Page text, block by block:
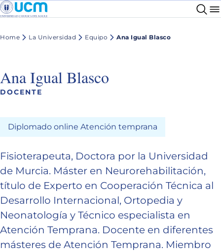
Home La Universidad Equipo Ana Igual Blasco
Ana Igual Blasco
DOCENTE
Diplomado online Atención temprana
Fisioterapeuta, Doctora por la Universidad
de Murcia. Máster en Neurorehabilitación,
título de Experto en Cooperación Técnica al
Desarrollo Internacional, Ortopedia y
Neonatología y Técnico especialista en
Atención Temprana. Docente en diferentes
másteres de Atención Temprana. Miembro